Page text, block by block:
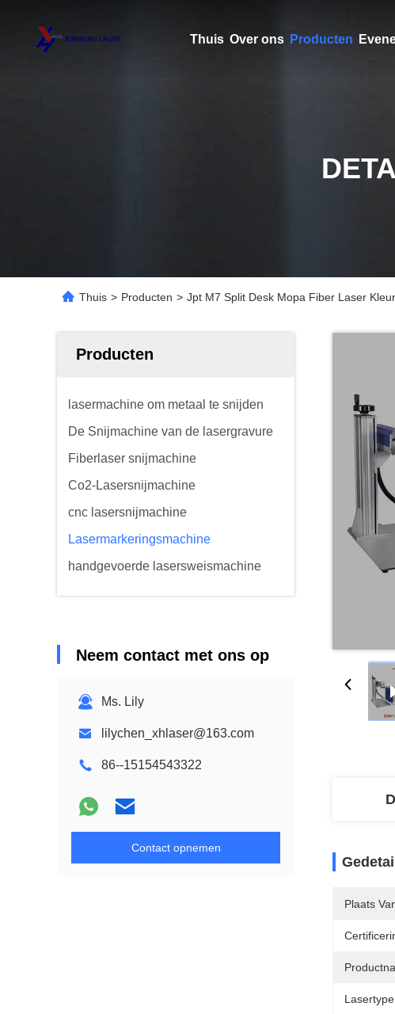
Thuis Over ons Producten
Thuis > Producten > Jpt M7 Split Desk Mopa Fiber Laser
Producten
lasermachine om metaal te snijden
De Snijmachine van de lasergravure
Fiberlaser snijmachine
Co2-Lasersnijmachine
cnc lasersnijmachine
Lasermarkeringsmachine
handgevoerde lasersweismachine
Neem contact met ons op
Ms. Lily
lilychen_xhlaser@163.com
86--15154543322
Contact opnemen
Plaats